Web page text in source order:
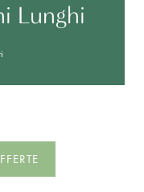
Lunghi